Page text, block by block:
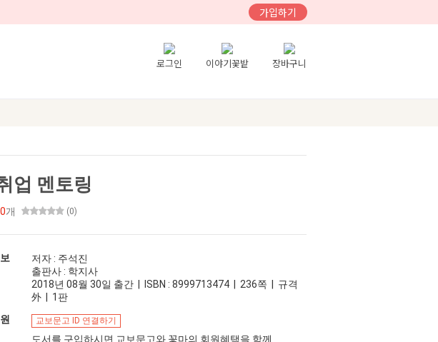
가입하기
로그인 이야기꽃밭 장바구니
업 멘토링
0개 (0)
저자 : 주석진
출판사 : 학지사
2018년 08월 30일 출간 | ISBN : 8999713474 | 236쪽 | 규격
外 | 1판
교보문고 ID 연결하기
도서를 구입하시면 교보문고와 꽃마의 회원혜택을 함께